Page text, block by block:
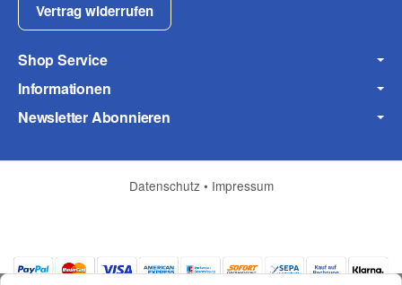
Frage zum Artikel
Ihre Frage
Vertrag widerrufen
Shop Service
Informationen
Newsletter Abonnieren
Datenschutz • Impressum